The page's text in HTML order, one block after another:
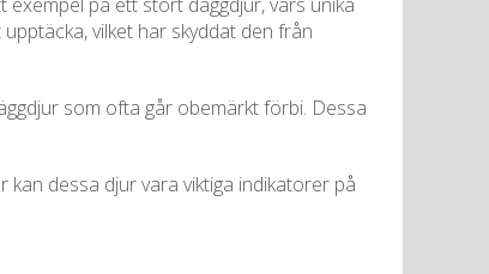
vilket har skyddat den från
som ofta går obemärkt förbi. Dessa
dessa djur vara viktiga indikatorer på